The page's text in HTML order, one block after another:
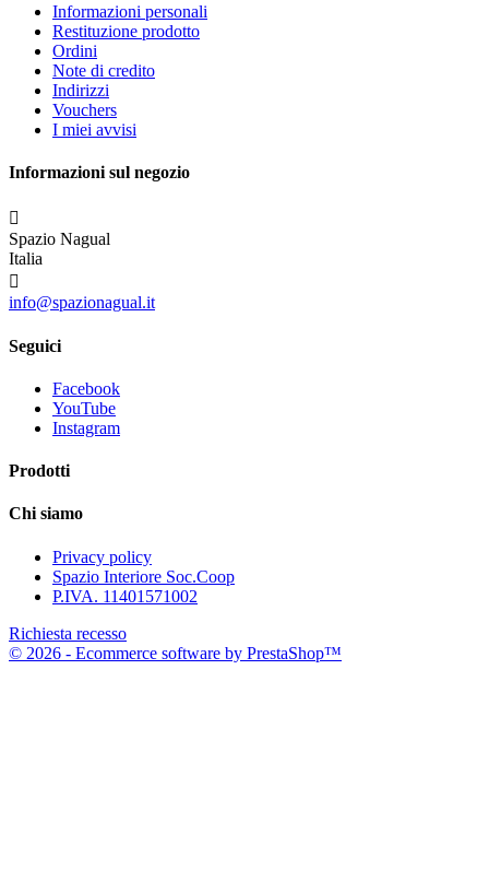
Informazioni personali
Restituzione prodotto
Ordini
Note di credito
Indirizzi
Vouchers
I miei avvisi
Informazioni sul negozio

Spazio Nagual
Italia

info@spazionagual.it
Seguici
Facebook
YouTube
Instagram
Prodotti
Chi siamo
Privacy policy
Spazio Interiore Soc.Coop
P.IVA. 11401571002
Richiesta recesso
© 2026 - Ecommerce software by PrestaShop™